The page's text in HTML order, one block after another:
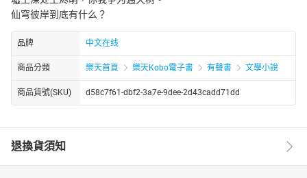
仙穹彼岸到底有什么？
品牌 中文在线
商品分類 樂天首頁 樂天Kobo電子書 有聲書 文學小說
商品貨號(SKU) d58c7f61-dbf2-3a7e-9dee-2d43cadd71dd
退換貨須知